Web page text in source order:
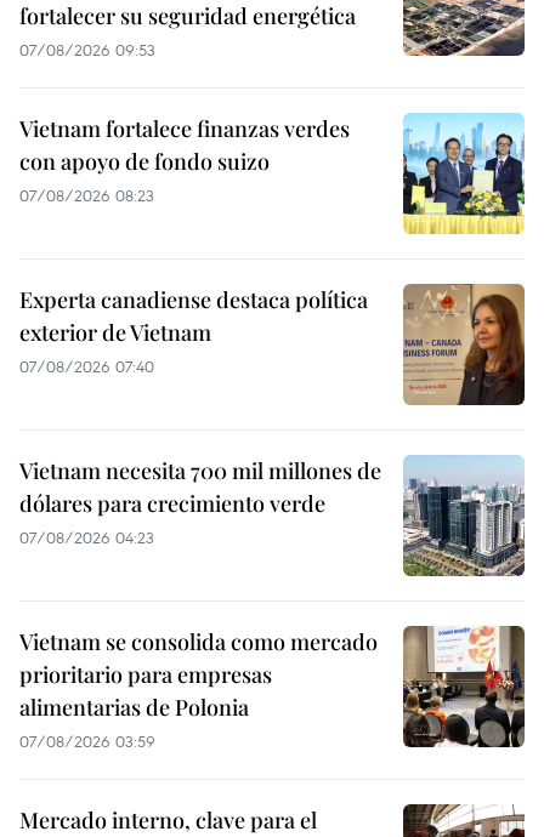
fortalecer su seguridad energética
07/08/2026 09:53
Vietnam fortalece finanzas verdes
con apoyo de fondo suizo
07/08/2026 08:23
Experta canadiense destaca política
exterior de Vietnam
07/08/2026 07:40
Vietnam necesita 700 mil millones de
dólares para crecimiento verde
07/08/2026 04:23
Vietnam se consolida como mercado
prioritario para empresas
alimentarias de Polonia
07/08/2026 03:59
Mercado interno, clave para el